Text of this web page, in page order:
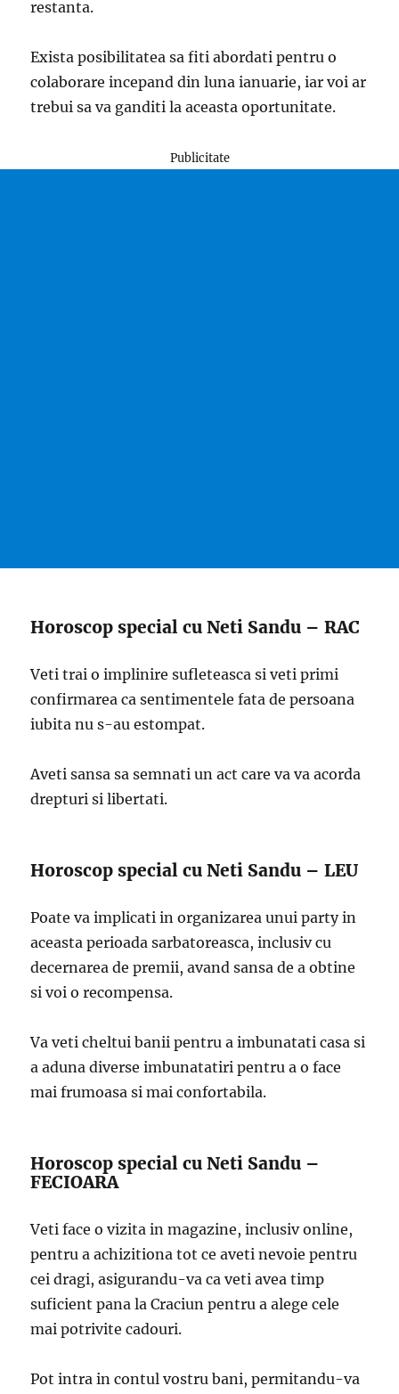
restanta.
Exista posibilitatea sa fiti abordati pentru o
colaborare incepand din luna ianuarie, iar voi ar
trebui sa va ganditi la aceasta oportunitate.
Publicitate
Horoscop special cu Neti Sandu – RAC
Veti trai o implinire sufleteasca si veti primi
confirmarea ca sentimentele fata de persoana
iubita nu s-au estompat.
Aveti sansa sa semnati un act care va va acorda
drepturi si libertati.
Horoscop special cu Neti Sandu – LEU
Poate va implicati in organizarea unui party in
aceasta perioada sarbatoreasca, inclusiv cu
decernarea de premii, avand sansa de a obtine
si voi o recompensa.
Va veti cheltui banii pentru a imbunatati casa si
a aduna diverse imbunatatiri pentru a o face
mai frumoasa si mai confortabila.
Horoscop special cu Neti Sandu –
FECIOARA
Veti face o vizita in magazine, inclusiv online,
pentru a achizitiona tot ce aveti nevoie pentru
cei dragi, asigurandu-va ca veti avea timp
suficient pana la Craciun pentru a alege cele
mai potrivite cadouri.
Pot intra in contul vostru bani, permitandu-va